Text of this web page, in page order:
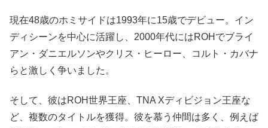
現在48歳のホミサイドは1993年に15歳でデビュー。イン
ディシーンを中心に活躍し、2000年代にはROHでブライ
アン・ダニエルソンやクリス・ヒーロー、コルト・カバナ
らと激しく争いました。
そして、彼はROH世界王座、TNA Xディビジョン王座な
ど、複数のタイトルを獲得。彼を慕う仲間は多く、例えば